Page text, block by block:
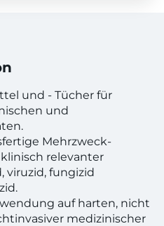
und - Tücher für
und
Mehrzweck-
relevanter
viruzid, fungizid
auf harten, nicht
medizinischer